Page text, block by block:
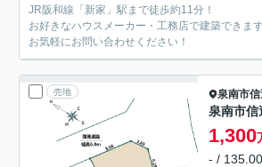
JR阪和線「新家」駅まで徒歩約11分！
お好きなハウスメーカー・工務店で建築できま
お気軽にお問い合わせください！
売地 泉南市
泉南市
1,300
- /